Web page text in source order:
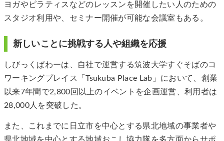
ヨガやピラティスなどのレッスンを開催したい人のための
スタジオ利用や、セミナー開催が可能な会議室もある。
新しいことに挑戦する人や組織を応援
しびっくぱわーは、自社で運営する筑波大学すぐそばのコ
ワーキングプレイス「Tsukuba Place Lab」において、創業
以来7年間で2,800回以上のイベントを企画運営、利用者は
28,000人を突破した。
また、これまでに日立市を中心とする県北地域の事業者や